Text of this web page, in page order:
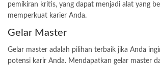
pemikiran kritis, yang dapat menjadi alat yang
memperkuat karier Anda.
Gelar Master
Gelar master adalah pilihan terbaik jika Anda
potensi karir Anda. Mendapatkan gelar master